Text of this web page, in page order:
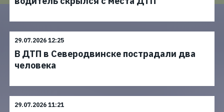
29.07.2026 12:25
В ДТП в Северодвинске пострадали два
человека
29.07.2026 11:21